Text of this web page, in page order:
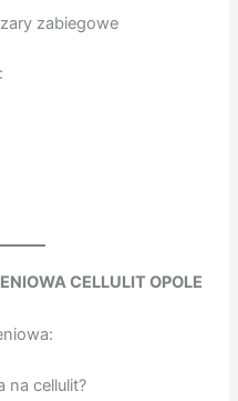
zabiegowe
CELLULIT OPOLE
na cellulit?